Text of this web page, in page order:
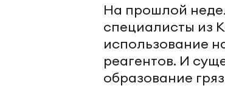
На прошлой
специалисты из
использование
реагентов. И
образование